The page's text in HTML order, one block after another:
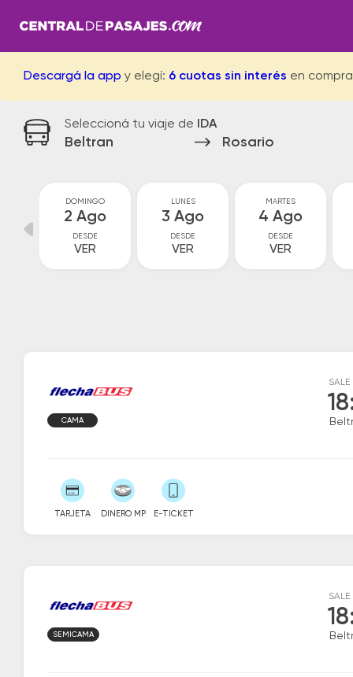
Descargá la app y elegí: 6 cuotas sin interés en
Seleccioná tu viaje de IDA
Beltran Rosario
DOMINGO
2 Ago
DESDE
VER
LUNES
3 Ago
DESDE
VER
MARTES
4 Ago
DESDE
VER
SALE
CAMA
TARJETA DINERO MP E-TICKET
SALE
SEMICAMA